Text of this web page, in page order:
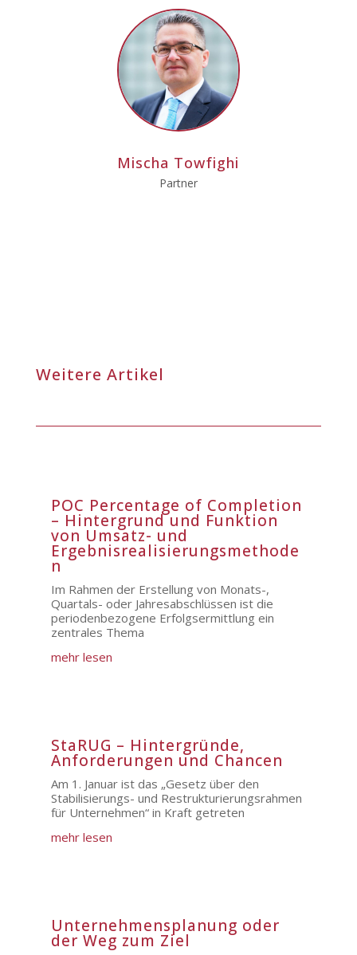
Mischa Towfighi
Partner
Weitere Artikel
POC Percentage of Completion
– Hintergrund und Funktion
von Umsatz- und
Ergebnisrealisierungsmethode
n
Im Rahmen der Erstellung von Monats-,
Quartals- oder Jahresabschlüssen ist die
periodenbezogene Erfolgsermittlung ein
zentrales Thema
mehr lesen
StaRUG – Hintergründe,
Anforderungen und Chancen
Am 1. Januar ist das „Gesetz über den
Stabilisierungs- und Restrukturierungsrahmen
für Unternehmen“ in Kraft getreten
mehr lesen
Unternehmensplanung oder
der Weg zum Ziel